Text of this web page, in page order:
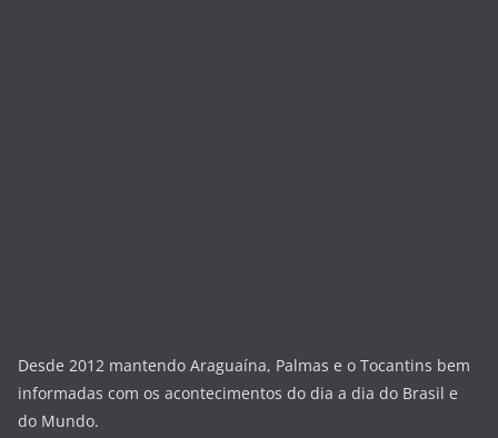
Desde 2012 mantendo Araguaína, Palmas e o Tocantins bem
informadas com os acontecimentos do dia a dia do Brasil e
do Mundo.